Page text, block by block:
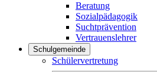
Beratung
Sozialpädagogik
Suchtprävention
Vertrauenslehrer
Schulgemeinde
Schülervertretung